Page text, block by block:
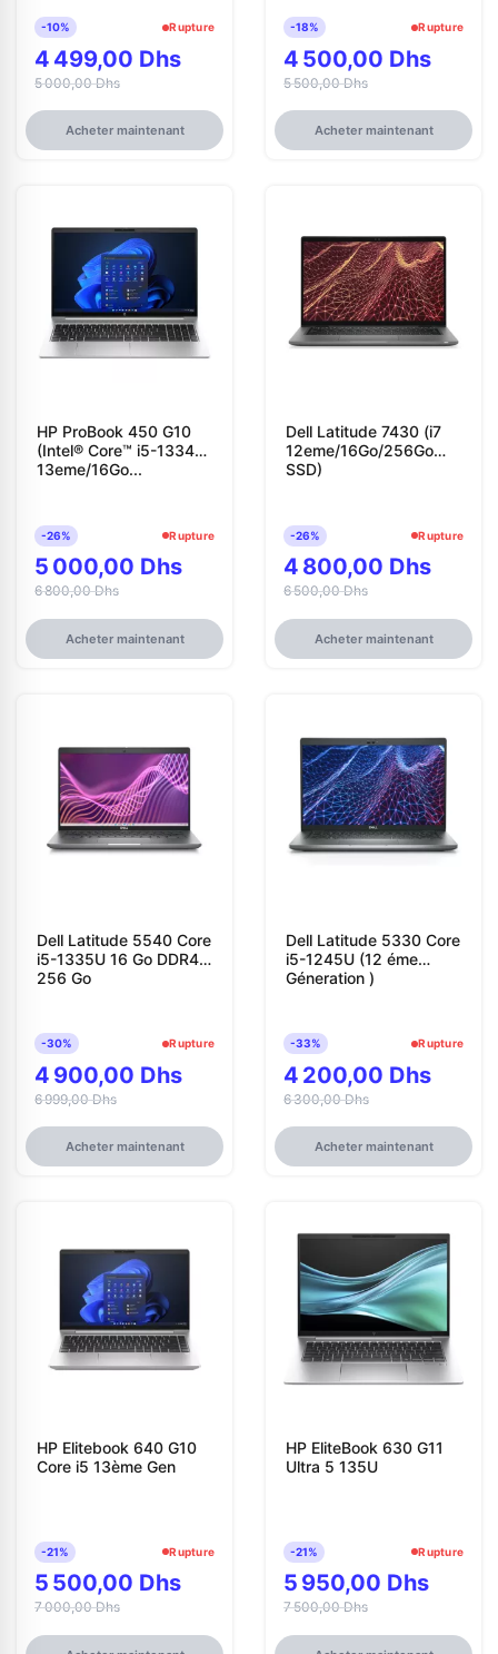
-10% Rupture
4 499,00 Dhs
5 000,00 Dhs
Acheter maintenant
-18% Rupture
4 500,00 Dhs
5 500,00 Dhs
Acheter maintenant
HP ProBook 450 G10
(Intel® Core™ i5-1334U
13eme/16Go...
-26% Rupture
5 000,00 Dhs
6 800,00 Dhs
Acheter maintenant
Dell Latitude 7430 (i7
12eme/16Go/256Go
SSD)
-26% Rupture
4 800,00 Dhs
6 500,00 Dhs
Acheter maintenant
Dell Latitude 5540 Core
i5-1335U 16 Go DDR4
256 Go
-30% Rupture
4 900,00 Dhs
6 999,00 Dhs
Acheter maintenant
Dell Latitude 5330 Core
i5-1245U (12 éme
Géneration )
-33% Rupture
4 200,00 Dhs
6 300,00 Dhs
Acheter maintenant
HP Elitebook 640 G10
Core i5 13ème Gen
-21% Rupture
5 500,00 Dhs
7 000,00 Dhs
HP EliteBook 630 G11
Ultra 5 135U
-21% Rupture
5 950,00 Dhs
7 500,00 Dhs